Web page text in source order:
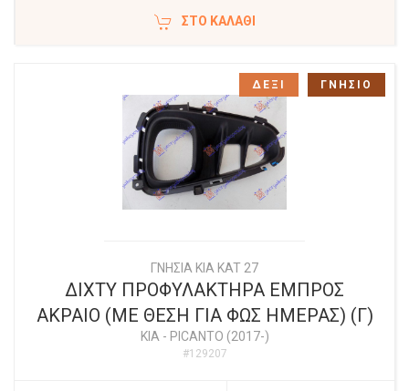
ΣΤΟ ΚΑΛΆΘΙ
ΓΝΗΣΙΑ KIA KAT 27
ΔΙΧΤΥ ΠΡΟΦΥΛΑΚΤΗΡΑ ΕΜΠΡΟΣ
ΑΚΡΑΙΟ (ΜΕ ΘΕΣΗ ΓΙΑ ΦΩΣ ΗΜΕΡΑΣ) (Γ)
KIA - PICANTO (2017-)
#129207
ΔΕΞΙ ΓΝΗΣΙΟ